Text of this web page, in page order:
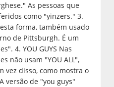
As pessoas que
como "yinzers." 3.
forma, também usado
de Pittsburgh. É um
4. YOU GUYS Nas
não usam "YOU ALL",
vez disso, como mostra o
versão de "you guys"